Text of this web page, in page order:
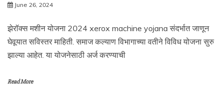
June 26, 2024
झेरॉक्स मशीन योजना 2024 xerox machine yojana संदर्भात जाणून
घेवूयात सविस्तर माहिती. समाज कल्याण विभागाच्या वतीने विविध योजना सुरु
झाल्या आहेत. या योजनेसाठी अर्ज करण्याची
Read More